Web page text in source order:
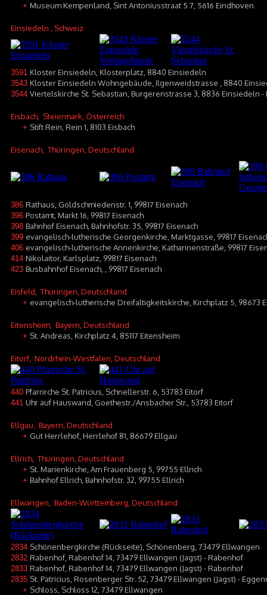
+ Museum Kempenland, Sint Antoniusstraat 5 7, 5616 Eindhoven
Einsiedeln , Schweiz
3591 Kloster Einsiedeln, Klosterplatz, 8840 Einsiedeln
3543 Kloster Einsiedeln Wohngebäude, Ilgenweidstrasse , 8840
3544 Viertelskirche St. Sebastian, Burgerenstrasse 3, 8836 Einsiedeln -
Eisbach , Steiermark, Österreich
+ Stift Rein, Rein 1, 8103 Eisbach
Eisenach , Thüringen, Deutschland
386 Rathaus, Goldschmiedenstr. 1, 99817 Eisenach
396 Postamt, Markt 16, 99817 Eisenach
398 Bahnhof Eisenach, Bahnhofstr. 35, 99817 Eisenach
399 evangelisch-lutherische Georgenkirche, Marktgasse, 99817
406 evangelisch-lutherische Annenkirche, Katharinenstraße, 99817
414 Nikolaitor, Karlsplatz, 99817 Eisenach
423 Busbahnhof Eisenach, , 99817 Eisenach
Eisfeld , Thüringen, Deutschland
+ evangelisch-lutherische Dreifaltigkeitskirche, Kirchplatz 5, 98673
Eitensheim , Bayern, Deutschland
+ St. Andreas, Kirchplatz 4, 85117 Eitensheim
Eitorf , Nordrhein-Westfalen, Deutschland
440 Pfarrirche St. Patricius, Schnellerstr. 6, 53783 Eitorf
441 Uhr auf Hauswand, Goethestr./Ansbacher Str., 53783 Eitorf
Ellgau , Bayern, Deutschland
+ Gut Herrlehof, Herrlehof 81, 86679 Ellgau
Ellrich , Thüringen, Deutschland
+ St. Marienkirche, Am Frauenberg 5, 99755 Ellrich
+ Bahnhof Ellrich, Bahnhofstr. 32, 99755 Ellrich
Ellwangen , Baden-Württemberg, Deutschland
2834 Schönenbergkirche (Rückseite), Schönenberg, 73479 Ellwangen
2832 Rabenhof, Rabenhof 14, 73479 Ellwangen (Jagst) - Rabenhof
2833 Rabenhof, Rabenhof 14, 73479 Ellwangen (Jagst) - Rabenhof
2835 St. Patricius, Rosenberger Str. 52, 73479 Ellwangen (Jagst) -
+ Schloss, Schloss 12, 73479 Ellwangen